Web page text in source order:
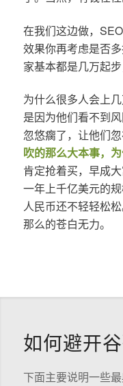
在我们这边做，
效果你再考虑是否
家基本都是几万起
为什么很多人会上
是因为他们看不到
忽悠瘸了，让他们忽
吹的那么大本事，
肯定抢着买，早成
一年上千亿美元的
人民币还不轻轻松
那么的苍白无力。
如何避开
下面主要说明一些